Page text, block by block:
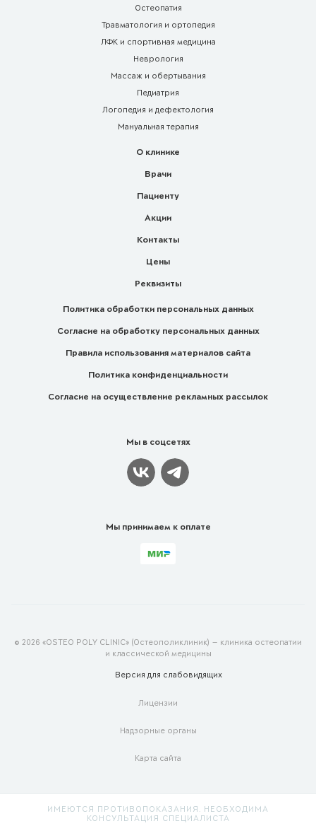
Остеопатия
Травматология и ортопедия
ЛФК и спортивная медицина
Неврология
Массаж и обертывания
Педиатрия
Логопедия и дефектология
Мануальная терапия
О клинике
Врачи
Пациенту
Акции
Контакты
Цены
Реквизиты
Политика обработки персональных данных
Согласие на обработку персональных данных
Правила использования материалов сайта
Политика конфиденциальности
Согласие на осуществление рекламных рассылок
Мы в соцсетях
Мы принимаем к оплате
© 2026 «OSTEO POLY CLINIC» (Остеополиклиник) — клиника остеопатии
и классической медицины
Версия для слабовидящих
Лицензии
Надзорные органы
Карта сайта
ИМЕЮТСЯ ПРОТИВОПОКАЗАНИЯ. НЕОБХОДИМА
КОНСУЛЬТАЦИЯ СПЕЦИАЛИСТА